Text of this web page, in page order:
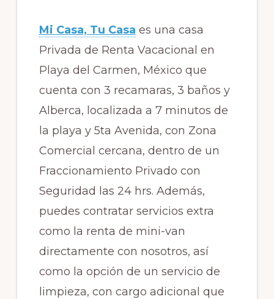
Mi Casa, Tu Casa es una casa
Privada de Renta Vacacional en
Playa del Carmen, México que
cuenta con 3 recamaras, 3 baños y
Alberca, localizada a 7 minutos de
la playa y 5ta Avenida, con Zona
Comercial cercana, dentro de un
Fraccionamiento Privado con
Seguridad las 24 hrs. Además,
puedes contratar servicios extra
como la renta de mini-van
directamente con nosotros, así
como la opción de un servicio de
limpieza, con cargo adicional que